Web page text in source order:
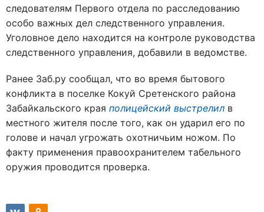
следователям Первого отдела по расследованию
особо важных дел следственного управления.
Уголовное дело находится на контроле руководства
следственного управления, добавили в ведомстве.
Ранее Заб.ру сообщал, что во время бытового
конфликта в поселке Кокуй Сретенского района
Забайкальского края полицейский выстрелил в
местного жителя после того, как он ударил его по
голове и начал угрожать охотничьим ножом. По
факту применения правоохранителем табельного
оружия проводится проверка.